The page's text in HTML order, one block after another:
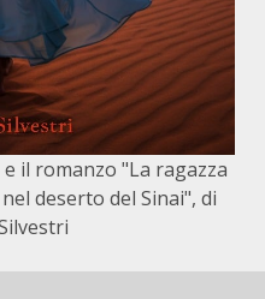
il romanzo "La ragazza
deserto del Sinai", di